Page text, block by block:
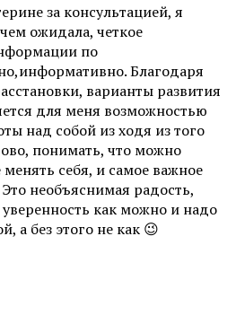
за консультацией, я
ожидала, четкое
по
Благодаря
варианты развития
для меня возможностью
над собой из ходя из того
понимать, что можно
менять себя, и самое важное
необъяснимая радость,
как можно и надо
а без этого не как 😉